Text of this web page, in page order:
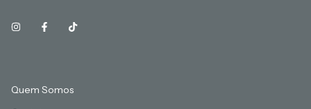
Quem Somos